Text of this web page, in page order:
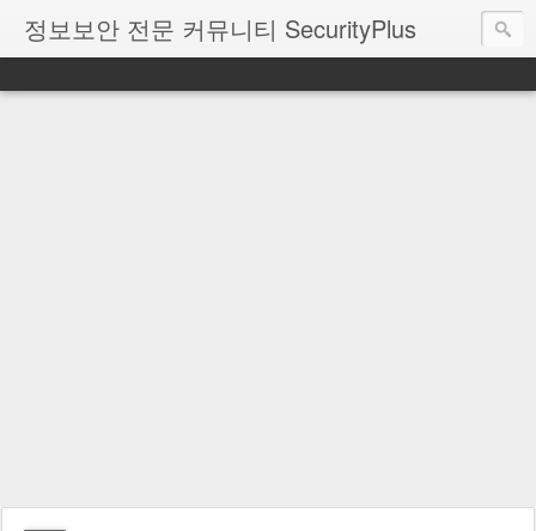
정보보안 전문 커뮤니티 SecurityPlus